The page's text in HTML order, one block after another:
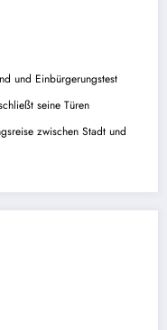
und Einbürgerungstest
seine Türen
zwischen Stadt und